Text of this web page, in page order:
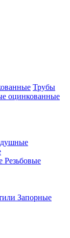
Трубы
оцинкованные
Резьбовые
Запорные